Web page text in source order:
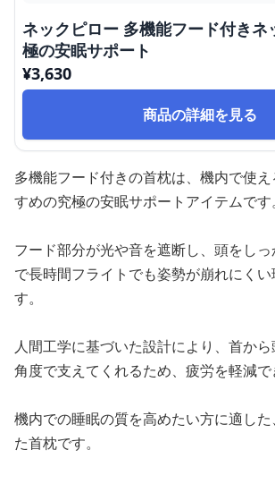
ネックピロー 多機能フード付きネ
極の安眠サポート
¥3,630
商品の詳細を見る
多機能フード付きの首枕は、機内で使
すめの究極の安眠サポートアイテムです。
フード部分が光や音を遮断し、頭をし
で長時間フライトでも姿勢が崩れにく
す。
人間工学に基づいた設計により、首か
角度で支えてくれるため、疲労を軽減で
機内での睡眠の質を高めたい方に適し
た首枕です。